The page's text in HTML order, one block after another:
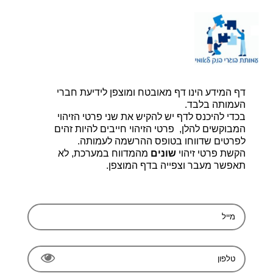
דף הבית |יצירת קשר |
דף המידע הינו דף מאובטח ומוצפן לידיעת חברי
העמותה בלבד.
בכדי להיכנס לדף יש להקיש את שני פרטי הזיהוי
המבוקשים להלן, פרטי הזיהוי חייבים להיות זהים
לפרטים שדווחו בטופס ההרשמה לעמותה.
הקשת פרטי זיהוי שונים מהמדווח במערכת, לא
תאפשר מעבר וצפייה בדף המוצפן.
עמותת בוגרי בנק לאומי, ע.ר 580014348